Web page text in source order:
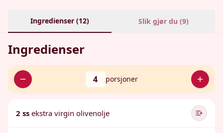
Ingredienser (12) Slik gjør du (9)
Ingredienser
4 porsjoner
2 ss ekstra virgin olivenolje